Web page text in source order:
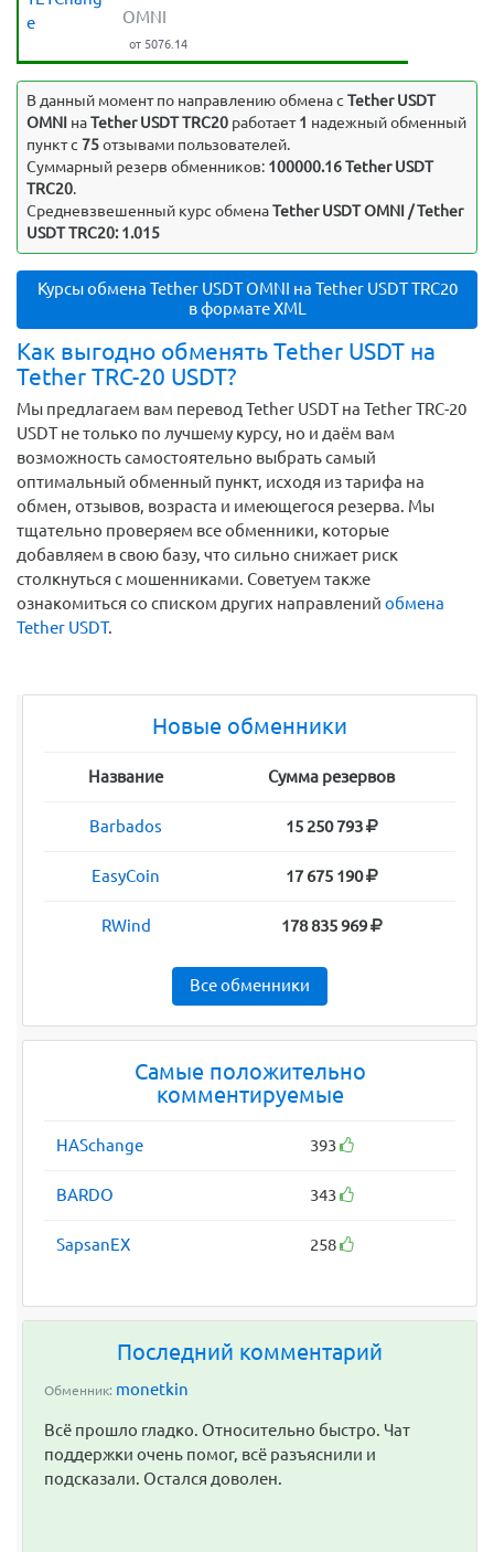
e
OMNI
от 5076.14
В данный момент по направлению обмена cTether USDT
OMNI наTether USDT TRC20работает1 надежный обменный
пункт с75отзывами пользователей.
Суммарный резерв обменников: 100000.16 Tether USDT
TRC20.
Средневзвешенный курс обменаTether USDT OMNI / Tether
USDT TRC20: 1.015
Курсы обмена Tether USDT OMNI на Tether USDT TRC20
в формате XML
Как выгодно обменять Tether USDT на
Tether TRC-20 USDT?
Мы предлагаем вам перевод Tether USDT на Tether TRC-20
USDT не только по лучшему курсу, но и даём вам
возможность самостоятельно выбрать самый
оптимальный обменный пункт, исходя из тарифа на
обмен, отзывов, возраста и имеющегося резерва. Мы
тщательно проверяем все обменники, которые
добавляем в свою базу, что сильно снижает риск
столкнуться с мошенниками. Советуем также
ознакомиться со списком других направлений обмена
Tether USDT.
Новые обменники
Название Сумма резервов
Barbados 15 250 793
EasyCoin 17 675 190
RWind 178 835 969
Все обменники
Самые положительно
комментируемые
HASchange 393
BARDO 343
SapsanEX 258
Последний комментарий
Обменник: monetkin
Всё прошло гладко. Относительно быстро. Чат
поддержки очень помог, всё разъяснили и
подсказали. Остался доволен.